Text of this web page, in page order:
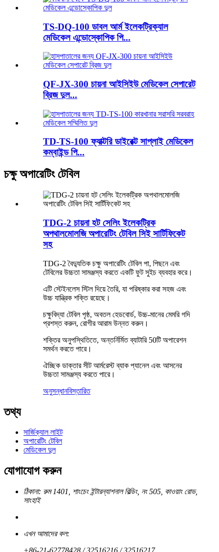
TS-DQ-100 ডাবল আর্ম ইলেকট্রিক্যাল
মেডিকেল এন্ডোস্কোপিক পি...
QF-JX-300 চায়না আইসিইউ মেডিকেল সেপারেট
ব্রিজ দুল...
TD-TS-100 ফ্যাক্টরি ডাইরেক্ট সাপ্লাই মেডিকেল
কম্বাইন্ড পি...
চক্ষু অপারেটিং টেবিল
TDG-2 চায়না হট সেলিং ইলেকট্রিক
অপথালমোলজি অপারেটিং টেবিল সিই সার্টিফিকেট
সহ
TDG-2 বৈদ্যুতিক চক্ষু অপারেটিং টেবিল পা, পিছনে এবং
টেবিলের উচ্চতা সামঞ্জস্য করতে একটি ফুট সুইচ ব্যবহার করে।
এটি স্টেইনলেস স্টিল দিয়ে তৈরি, যা পরিষ্কার করা সহজ এবং
উচ্চ যান্ত্রিক শক্তি রয়েছে।
চক্ষুবিদ্যা টেবিল পৃষ্ঠ, অবতল হেডবোর্ড, উচ্চ-মানের মেমরি গদি
প্রশস্ত করুন, রোগীর আরাম উন্নত করুন।
শক্তির অনুপস্থিতিতে, অন্তর্নির্মিত ব্যাটারি 50টি অপারেশন
সমর্থন করতে পারে।
ঐচ্ছিক ডাক্তার সীট আর্মরেস্ট ব্যাক প্যানেল এবং আসনের
উচ্চতা সামঞ্জস্য করতে পারে।
অনুসন্ধানবিস্তারিত
তথ্য
সার্জিক্যাল লাইট
অপারেটিং টেবিল
মেডিকেল দুল
যোগাযোগ করুন
ঠিকানা: রুম 1401, শাংচেং ইন্টারন্যাশনাল বিল্ডিং, নং 505, কাওয়াং রোড,
সাংহাই
এখন আমাদের কল: